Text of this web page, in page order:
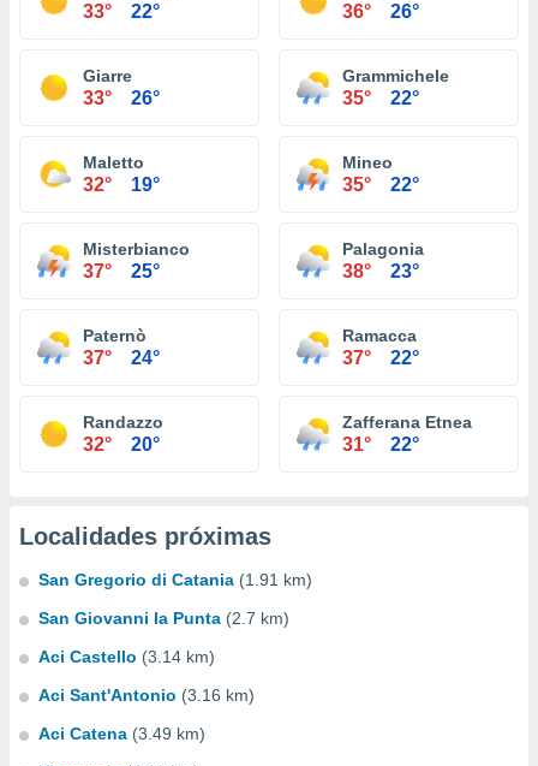
33° 22° 36° 26°
Giarre
33° 26°
Grammichele
35° 22°
Maletto
32° 19°
Mineo
35° 22°
Misterbianco
37° 25°
Palagonia
38° 23°
Paternò
37° 24°
Ramacca
37° 22°
Randazzo
32° 20°
Zafferana Etnea
31° 22°
Localidades próximas
San Gregorio di Catania (1.91 km)
San Giovanni la Punta (2.7 km)
Aci Castello (3.14 km)
Aci Sant'Antonio (3.16 km)
Aci Catena (3.49 km)